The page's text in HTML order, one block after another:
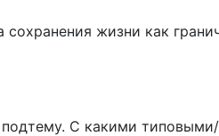
сохранения жизни как
С какими